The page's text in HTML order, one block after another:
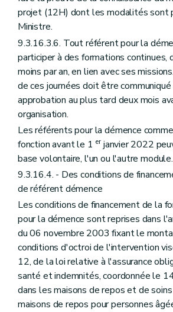
projet (12H) dont les modalités sont
Ministre.
9.3.16.3.6. Tout référent pour la
participer à des formations continues,
moins par an, en lien avec ses
de ces journées doit être
approbation au plus tard deux mois
organisation.
Les référents pour la démence
fonction avant le 1 erjanvier 2022
base volontaire, l'un ou l'autre module.
9.3.16.4. - Des conditions de
de référent démence
Les conditions de financement de la
pour la démence sont reprises dans
du 06 novembre 2003 fixant le
conditions d'octroi de l'intervention
12, de la loi relative à l'assurance
santé et indemnités, coordonnée le
dans les maisons de repos et de
maisons de repos pour personnes